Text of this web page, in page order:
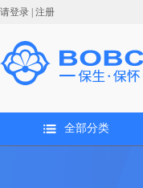
请登录 | 注册
全部分类